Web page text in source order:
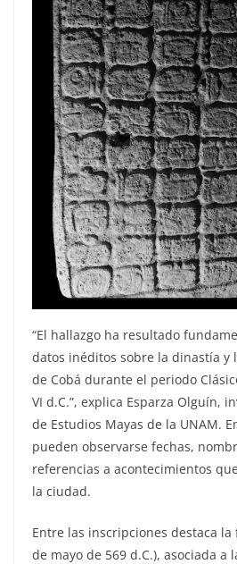
“El hallazgo ha resultado
datos inéditos sobre la dinastía y
de Cobá durante el periodo
VI d.C.”, explica Esparza Olguín,
de Estudios Mayas de la UNAM.
pueden observarse fechas,
referencias a acontecimientos
la ciudad.
Entre las inscripciones destaca la
de mayo de 569 d.C.), asociada